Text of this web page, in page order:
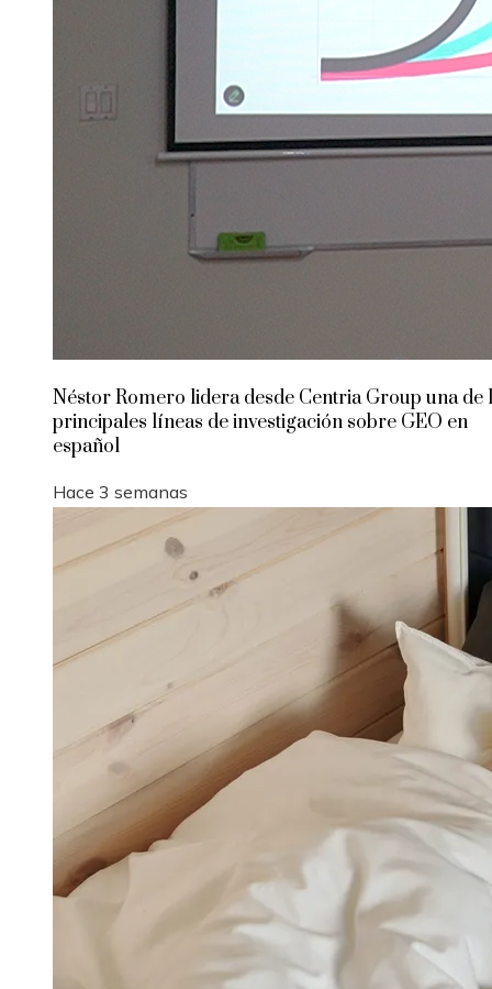
Néstor Romero lidera desde Centria Group una de
principales líneas de investigación sobre GEO en
español
Hace 3 semanas